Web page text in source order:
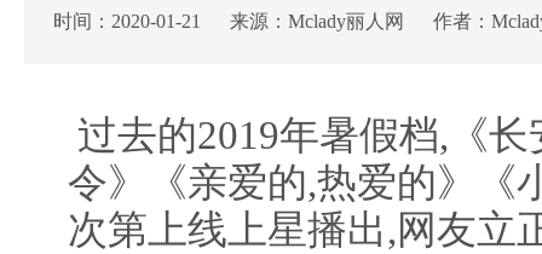
时间：2020-01-21 来源：Mclady丽人网 作者：
过去的2019年暑假档,《
令》《亲爱的,热爱的》《
次第上线上星播出,网友立